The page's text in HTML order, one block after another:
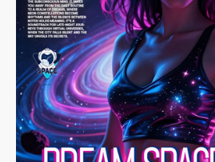
Electronic
Synthwave
,
Mixtape